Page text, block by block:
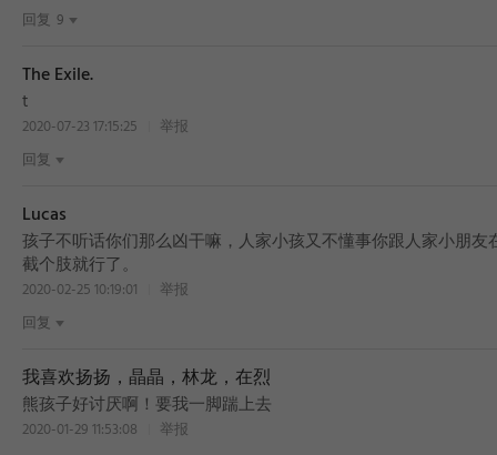
BEST
BEST
回复 9
The Exile.
t
2020-07-23 17:15:25
举报
回复
Lucas
孩子不听话你们那么凶干嘛，人家小孩又不懂事你跟人家小朋
截个肢就行了。
2020-02-25 10:19:01
举报
回复
我喜欢扬扬，晶晶，林龙，在烈
熊孩子好讨厌啊！要我一脚踹上去
2020-01-29 11:53:08
举报